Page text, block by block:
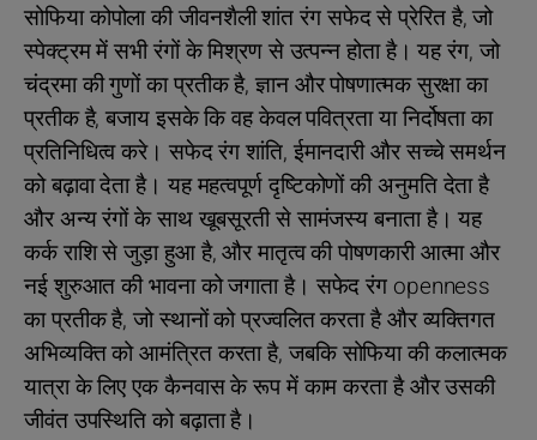
सोफिया कोपोला की जीवनशैली शांत रंग सफेद से प्रेरित है, जो
स्पेक्ट्रम में सभी रंगों के मिश्रण से उत्पन्न होता है। यह रंग, जो
चंद्रमा की गुणों का प्रतीक है, ज्ञान और पोषणात्मक सुरक्षा का
प्रतीक है, बजाय इसके कि वह केवल पवित्रता या निर्दोषता का
प्रतिनिधित्व करे। सफेद रंग शांति, ईमानदारी और सच्चे समर्थन
को बढ़ावा देता है। यह महत्वपूर्ण दृष्टिकोणों की अनुमति देता है
और अन्य रंगों के साथ खूबसूरती से सामंजस्य बनाता है। यह
कर्क राशि से जुड़ा हुआ है, और मातृत्व की पोषणकारी आत्मा और
नई शुरुआत की भावना को जगाता है। सफेद रंग openness
का प्रतीक है, जो स्थानों को प्रज्वलित करता है और व्यक्तिगत
अभिव्यक्ति को आमंत्रित करता है, जबकि सोफिया की कलात्मक
यात्रा के लिए एक कैनवास के रूप में काम करता है और उसकी
जीवंत उपस्थिति को बढ़ाता है।